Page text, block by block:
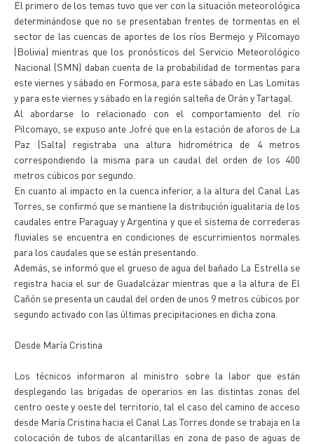
El primero de los temas tuvo que ver con la situación meteorológica
determinándose que no se presentaban frentes de tormentas en el
sector de las cuencas de aportes de los ríos Bermejo y Pilcomayo
(Bolivia) mientras que los pronósticos del Servicio Meteorológico
Nacional (SMN) daban cuenta de la probabilidad de tormentas para
este viernes y sábado en Formosa, para este sábado en Las Lomitas
y para este viernes y sábado en la región salteña de Orán y Tartagal.
Al abordarse lo relacionado con el comportamiento del río
Pilcomayo, se expuso ante Jofré que en la estación de aforos de La
Paz (Salta) registraba una altura hidrométrica de 4 metros
correspondiendo la misma para un caudal del orden de los 400
metros cúbicos por segundo.
En cuanto al impacto en la cuenca inferior, a la altura del Canal Las
Torres, se confirmó que se mantiene la distribución igualitaria de los
caudales entre Paraguay y Argentina y que el sistema de correderas
fluviales se encuentra en condiciones de escurrimientos normales
para los caudales que se están presentando.
Además, se informó que el grueso de agua del bañado La Estrella se
registra hacia el sur de Guadalcázar mientras que a la altura de El
Cañón se presenta un caudal del orden de unos 9 metros cúbicos por
segundo activado con las últimas precipitaciones en dicha zona.
Desde María Cristina
Los técnicos informaron al ministro sobre la labor que están
desplegando las brigadas de operarios en las distintas zonas del
centro oeste y oeste del territorio, tal el caso del camino de acceso
desde María Cristina hacia el Canal Las Torres donde se trabaja en la
colocación de tubos de alcantarillas en zona de paso de aguas de